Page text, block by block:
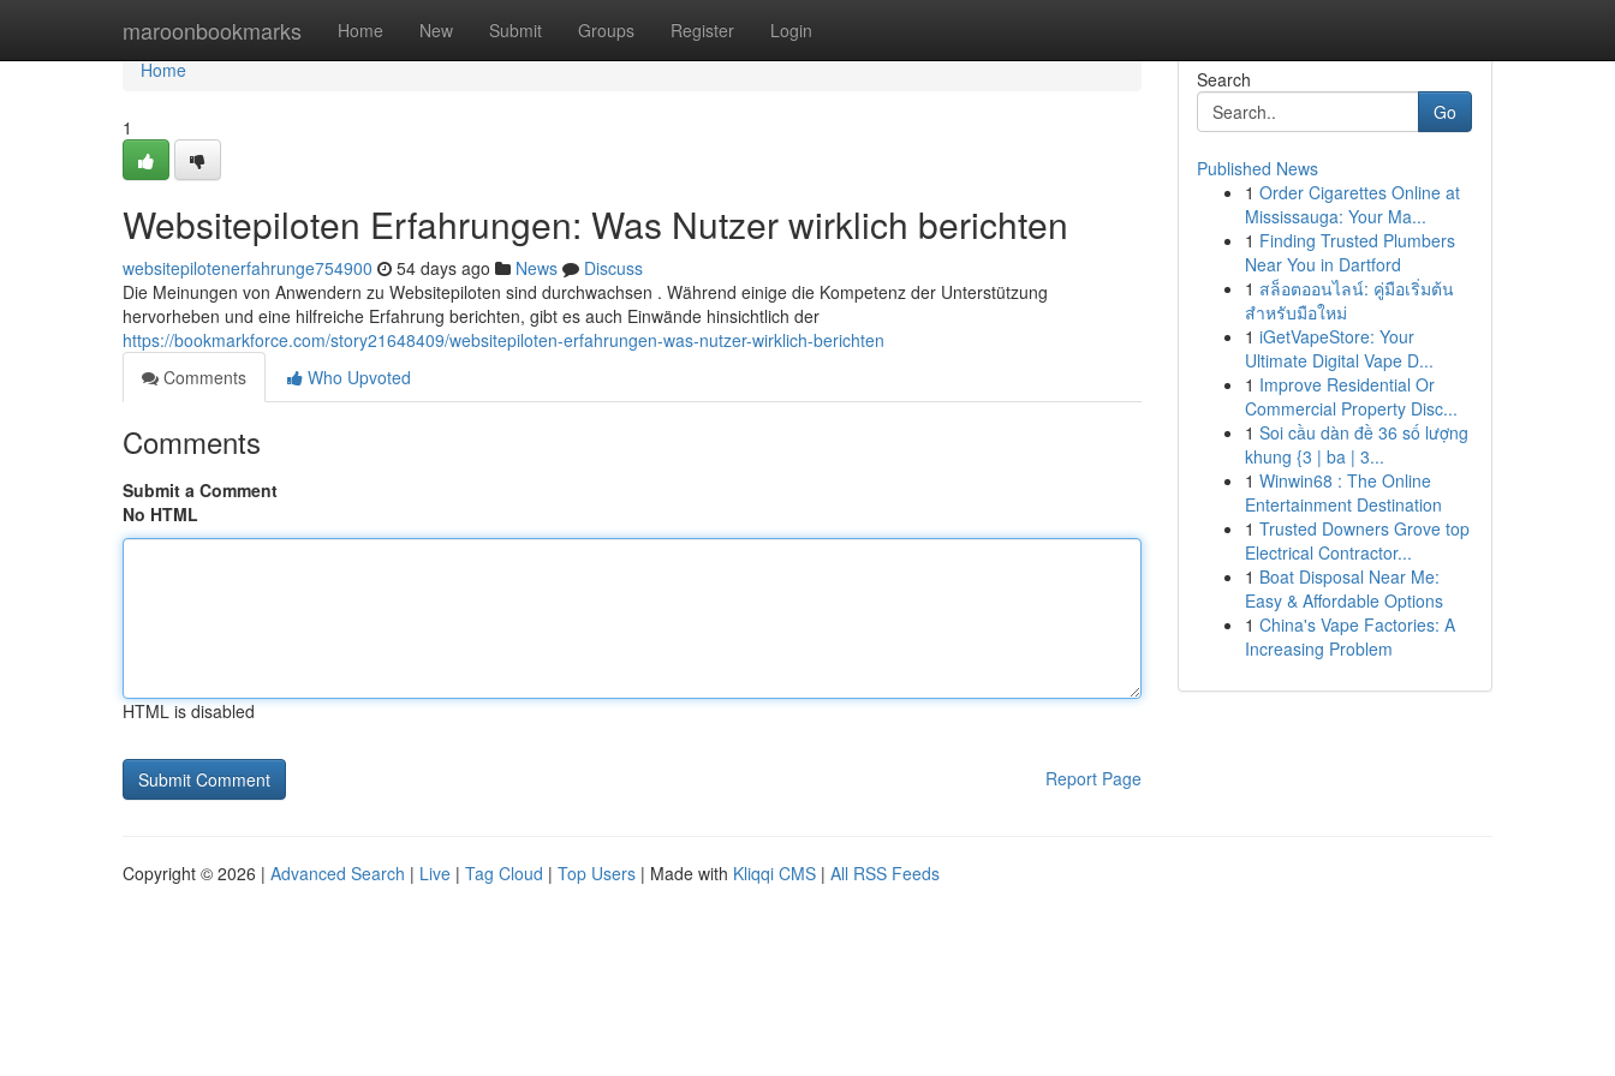
maroonbookmarks Home New Submit Groups Register Login
Home
Home
1
Websitepiloten Erfahrungen: Was Nutzer wirklich berichten
websitepilotenerfahrunge754900 54 days ago News
Discuss
Die Meinungen von Anwendern zu Websitepiloten sind durchwachsen . Während einige die Kompetenz der Unterstützung
hervorheben und eine hilfreiche Erfahrung berichten, gibt es auch Einwände hinsichtlich der
https://bookmarkforce.com/story21648409/websitepiloten-erfahrungen-was-nutzer-wirklich-berichten
Comments
Who Upvoted
Comments
Submit a Comment
No HTML
HTML is disabled
Report Page
Search
Go
Published News
1 Order Cigarettes Online at
Mississauga: Your Ma...
1 Finding Trusted Plumbers
Near You in Dartford
1 สล็อตออนไลน์: คู่มือเริ่มต้น
สำหรับมือใหม่
1 iGetVapeStore: Your
Ultimate Digital Vape D...
1 Improve Residential Or
Commercial Property Disc...
1 Soi cầu dàn đề 36 số lượng
khung {3 | ba | 3...
1 Winwin68 : The Online
Entertainment Destination
1 Trusted Downers Grove top
Electrical Contractor...
1 Boat Disposal Near Me:
Easy & Affordable Options
1 China's Vape Factories: A
Increasing Problem
Copyright © 2026 | Advanced Search | Live | Tag Cloud | Top Users | Made with Kliqqi CMS | All RSS Feeds